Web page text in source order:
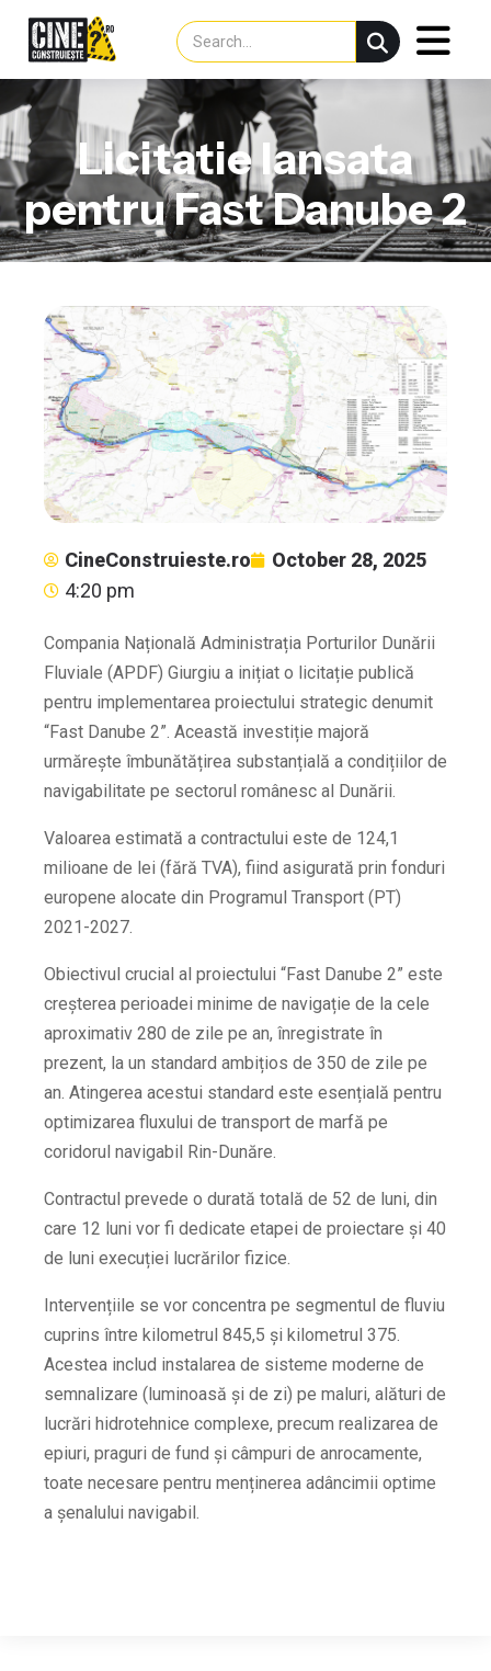
Licitatie lansata
pentru Fast Danube 2
CineConstruieste.ro
October 28, 2025
4:20 pm
Compania Națională Administrația Porturilor Dunării
Fluviale (APDF) Giurgiu a inițiat o licitație publică
pentru implementarea proiectului strategic denumit
“Fast Danube 2”. Această investiție majoră
urmărește îmbunătățirea substanțială a condițiilor de
navigabilitate pe sectorul românesc al Dunării.
Valoarea estimată a contractului este de 124,1
milioane de lei (fără TVA), fiind asigurată prin fonduri
europene alocate din Programul Transport (PT)
2021-2027.
Obiectivul crucial al proiectului “Fast Danube 2” este
creșterea perioadei minime de navigație de la cele
aproximativ 280 de zile pe an, înregistrate în
prezent, la un standard ambițios de 350 de zile pe
an. Atingerea acestui standard este esențială pentru
optimizarea fluxului de transport de marfă pe
coridorul navigabil Rin-Dunăre.
Contractul prevede o durată totală de 52 de luni, din
care 12 luni vor fi dedicate etapei de proiectare și 40
de luni execuției lucrărilor fizice.
Intervențiile se vor concentra pe segmentul de fluviu
cuprins între kilometrul 845,5 și kilometrul 375.
Acestea includ instalarea de sisteme moderne de
semnalizare (luminoasă și de zi) pe maluri, alături de
lucrări hidrotehnice complexe, precum realizarea de
epiuri, praguri de fund și câmpuri de anrocamente,
toate necesare pentru menținerea adâncimii optime
a șenalului navigabil.